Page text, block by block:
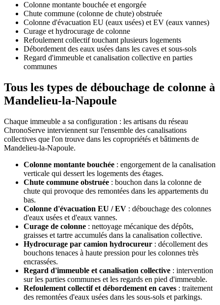
Colonne montante bouchée et engorgée
Chute commune (colonne de chute) obstruée
Colonne d'évacuation EU (eaux usées) et EV (eaux vannes)
Curage et hydrocurage de colonne
Refoulement collectif touchant plusieurs logements
Débordement des eaux usées dans les caves et sous-sols
Regard d'immeuble et canalisation collective en parties
communes
Tous les types de débouchage de colonne à
Mandelieu-la-Napoule
Chaque immeuble a sa configuration : les artisans du réseau
ChronoServe interviennent sur l'ensemble des canalisations
collectives que l'on trouve dans les copropriétés et bâtiments de
Mandelieu-la-Napoule.
Colonne montante bouchée : engorgement de la canalisation
verticale qui dessert les logements des étages.
Chute commune obstruée : bouchon dans la colonne de
chute qui provoque des remontées dans les appartements du
bas.
Colonne d'évacuation EU / EV : débouchage des colonnes
d'eaux usées et d'eaux vannes.
Curage de colonne : nettoyage mécanique des dépôts,
graisses et tartre accumulés dans la canalisation collective.
Hydrocurage par camion hydrocureur : décollement des
bouchons tenaces à haute pression pour les colonnes très
encrassées.
Regard d'immeuble et canalisation collective : intervention
sur les parties communes et les regards en pied d'immeuble.
Refoulement collectif et débordement en caves : traitement
des remontées d'eaux usées dans les sous-sols et parkings.